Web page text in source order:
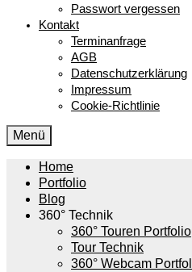
Passwort vergessen
Kontakt
Terminanfrage
AGB
Datenschutzerklärung
Impressum
Cookie-Richtlinie
Menü
Home
Portfolio
Blog
360° Technik
360° Touren Portfolio
Tour Technik
360° Webcam